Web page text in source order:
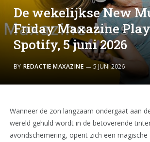
De wekelijkse New
Friday Maxazine
Spotify, 5 juni 2026
BY REDACTIE MAXAZINE 5 JUNI 2026
Wanneer de zon langzaam ondergaat aan
wereld gehuld wordt in de betoverende
avondschemering, opent zich een